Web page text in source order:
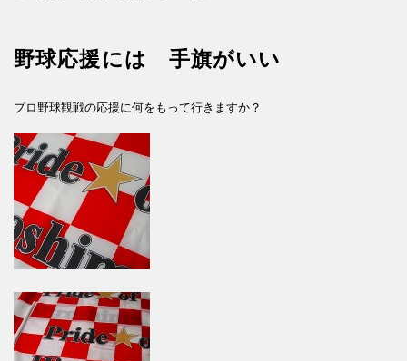
野球応援には 手旗がいい
プロ野球観戦の応援に何をもって行きますか？